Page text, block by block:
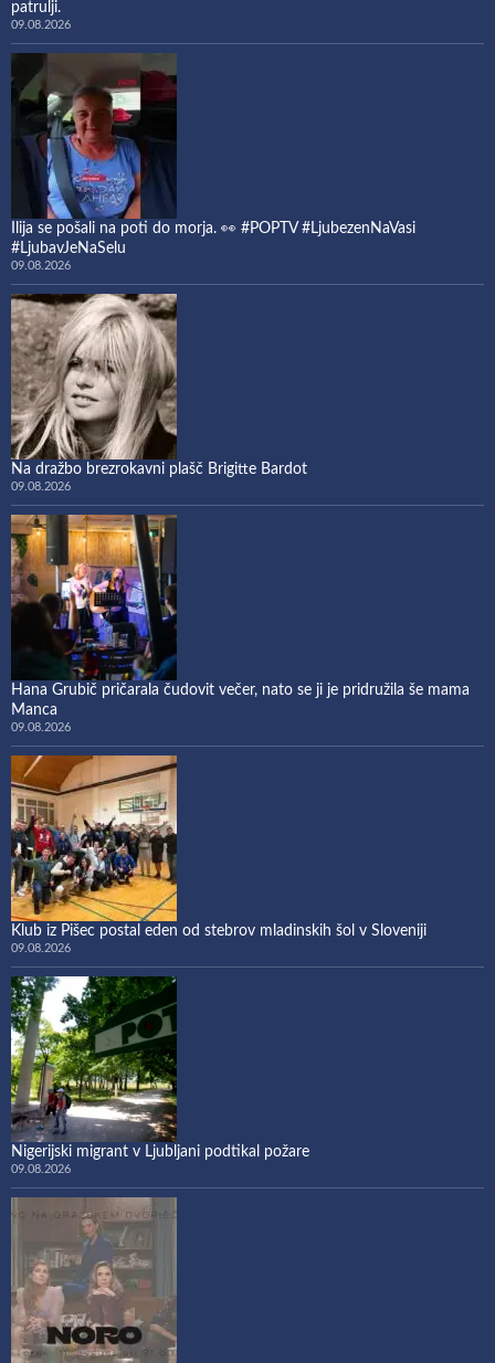
patrulji.
09.08.2026
Ilija se pošali na poti do morja. 👀 #POPTV #LjubezenNaVasi
#LjubavJeNaSelu
09.08.2026
Na dražbo brezrokavni plašč Brigitte Bardot
09.08.2026
Hana Grubič pričarala čudovit večer, nato se ji je pridružila še mama
Manca
09.08.2026
Klub iz Pišec postal eden od stebrov mladinskih šol v Sloveniji
09.08.2026
Nigerijski migrant v Ljubljani podtikal požare
09.08.2026